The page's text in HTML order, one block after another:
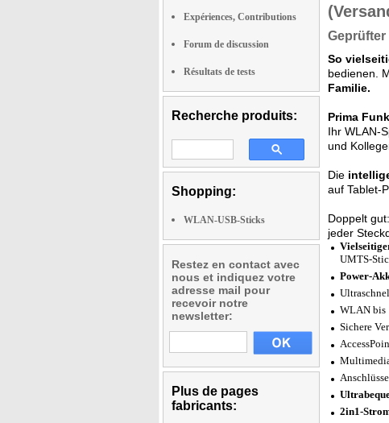
Expériences, Contributions
Forum de discussion
Résultats de tests
Recherche produits:
Shopping:
WLAN-USB-Sticks
Restez en contact avec
nous et indiquez votre
adresse mail pour
recevoir notre
newsletter:
Plus de pages
fabricants:
Geprüfter
So
bedienen.
Familie.
Prima
Ihr WLAN-
und
Die
auf Tablet-
Doppelt
jeder
UMTS-
Power-
WLAN bis
Sichere
2in1-